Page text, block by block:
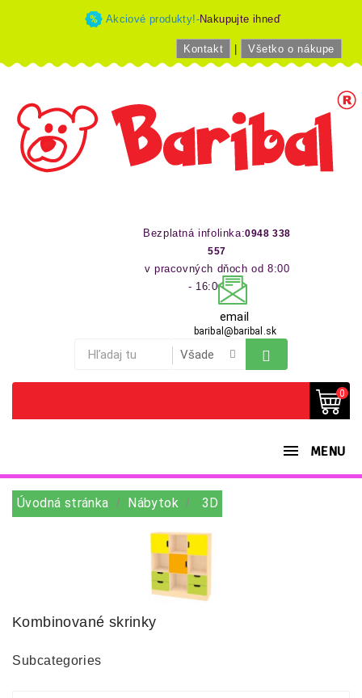
Akciové produkty!-Nakupujte ihneď
Kontakt Všetko o nákupe
Bezplatná infolinka:0948 338
557
v pracovných dňoch od 8:00
- 16:00 hod
email
baribal@baribal.sk
0
MENU
Úvodná stránka Nábytok 3D
Kombinované skrinky
Subcategories